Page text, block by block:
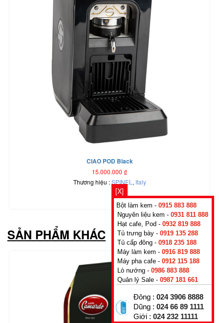
CIAO POD Black
15.000.000 ₫
Thương hiệu :SPINEL , Italy
SẢN PHẨM KHÁC
[X]
Bột làm kem - 0915 883 888
Nguyên liệu kem - 0931 811 888
Hạt cafe, Pod - 0932 819 888
Tủ trưng bày - 0919 135 288
Tủ cấp đông - 0918 235 188
Máy làm kem - 0916 819 888
Máy pha cafe - 0912 115 188
Lò nướng - 0986 883 888
Quản lý Sale - 0987 181 661
Đông : 024 3906 8888
Dũng : 024 66 89 1111
Giới : 024 232 11111